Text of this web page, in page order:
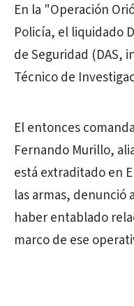
En la "Operación
Policía, el liquidado
de Seguridad (DAS,
Técnico de
El entonces
Fernando Murillo,
está extraditado en
las armas, denunció
haber entablado
marco de ese